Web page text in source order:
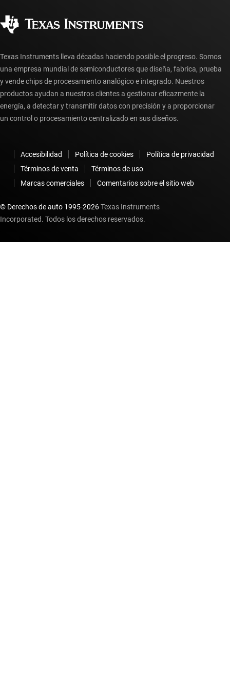
Preguntas frecuentes sobre la cuenta myTI
Texas Instruments lleva décadas haciendo posible el progreso. Somos
una empresa mundial de semiconductores que diseña, fabrica, prueba
y vende chips de procesamiento analógico e integrado. Nuestros
productos ayudan a nuestros clientes a gestionar eficazmente la
energía, a detectar y transmitir datos con precisión y a proporcionar
un control o procesamiento centralizado en sus diseños.
Accesibilidad Política de cookies
Política de privacidad
Términos de venta
Términos de uso
Marcas comerciales
Comentarios sobre el sitio web
© Derechos de auto 1995-2026Texas Instruments
Incorporated. Todos los derechos reservados.